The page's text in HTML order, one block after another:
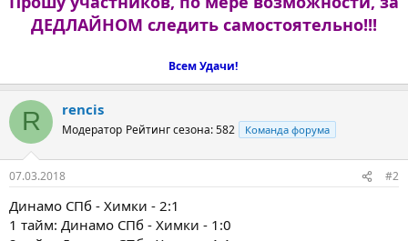
ДЕДЛАЙНОМ следить самостоятельно!!!
Всем Удачи!
R rencis
Модератор Рейтинг сезона: 582 Команда форума
07.03.2018 #2
Динамо СПб - Химки - 2:1
1 тайм: Динамо СПб - Химки - 1:0